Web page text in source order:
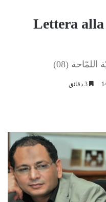
Lettera
(08)